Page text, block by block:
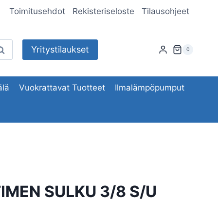
Toimitusehdot Rekisteriseloste Tilausohjeet
Yritystilaukset 0
Vuokrattavat Tuotteet Ilmalämpöpumput
SULKU 3/8 S/U